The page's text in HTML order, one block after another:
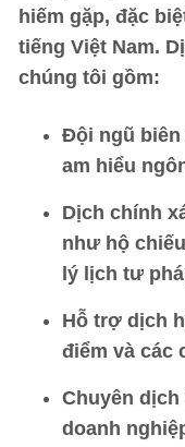
hiếm gặp, đặc
tiếng Việt Nam.
chúng tôi gồm:
Đội ngũ biên
am hiểu
Dịch chính
như hộ
lý lịch tư
Hỗ trợ dịch
điểm và các
Chuyên
doanh